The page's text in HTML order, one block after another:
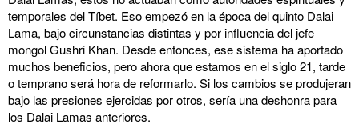
temporales del Tíbet. Eso empezó en la época del quinto Dalai
Lama, bajo circunstancias distintas y por influencia del jefe
mongol Gushri Khan. Desde entonces, ese sistema ha aportado
muchos beneficios, pero ahora que estamos en el siglo 21, tarde
o temprano será hora de reformarlo. Si los cambios se produjeran
bajo las presiones ejercidas por otros, sería una deshonra para
los Dalai Lamas anteriores.